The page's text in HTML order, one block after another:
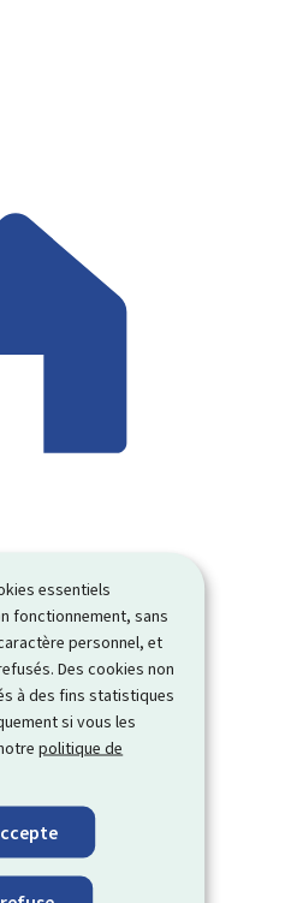
essentiels
fonctionnement, sans
personnel, et
Des cookies non
à des fins statistiques
si vous les
politique de
Luxembourg